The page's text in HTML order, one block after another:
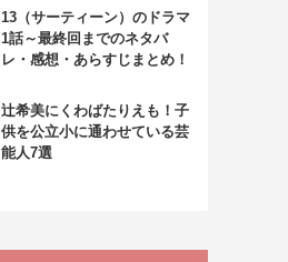
13（サーティーン）のドラマ
1話～最終回までのネタバ
レ・感想・あらすじまとめ！
辻希美にくわばたりえも！子
供を公立小に通わせている芸
能人7選